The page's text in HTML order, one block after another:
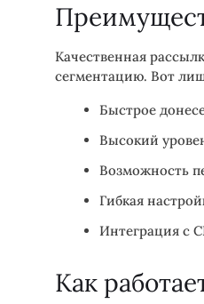
Качественная
сегментацию. Вот
Быстрое
Высокий
Возможность
Гибкая
Интеграция с
Как